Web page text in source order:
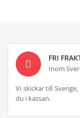
FRI
Inom
Vi skickar till
du i kassan.